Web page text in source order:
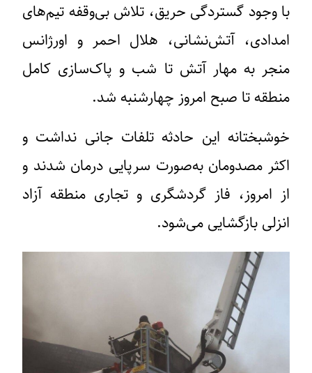
با وجود گستردگی حریق، تلاش بی‌وقفه تیم‌های
امدادی، آتش‌نشانی، هلال احمر و اورژانس
منجر به مهار آتش تا شب و پاک‌سازی کامل
منطقه تا صبح امروز چهارشنبه شد.
خوشبختانه این حادثه تلفات جانی نداشت و
اکثر مصدومان به‌صورت سرپایی درمان شدند و
از امروز، فاز گردشگری و تجاری منطقه آزاد
انزلی بازگشایی می‌شود.